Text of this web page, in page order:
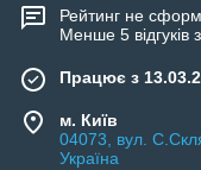
Рейтинг не
Менше 5 відгуків
Працює з
м. Київ
04073, вул.
Україна